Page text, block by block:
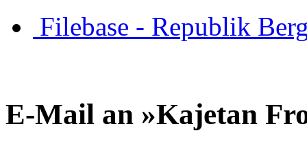
Filebase - Republik
E-Mail an »Kajetan